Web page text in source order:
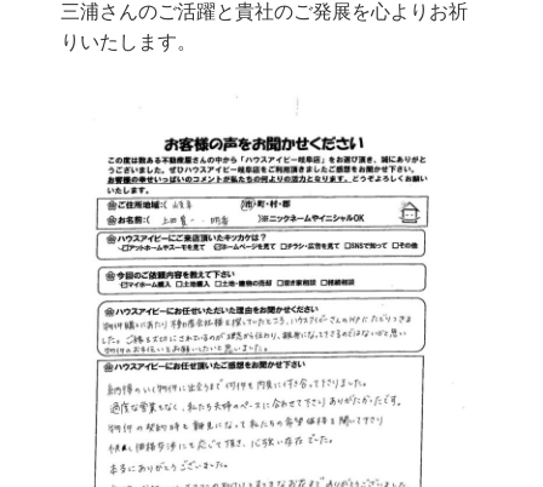
三浦さんのご活躍と貴社のご発展を心よりお祈
りいたします。